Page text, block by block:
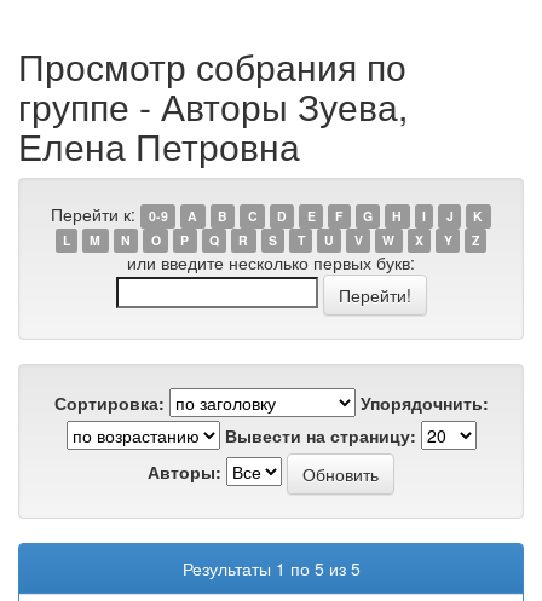
Просмотр собрания по
группе - Авторы Зуева,
Елена Петровна
Перейти к: 0-9 A B C D E F G H I J
K
L
M N O P Q R S T U V W X Y Z
или введите несколько первых букв:
Сортировка:
Упорядочнить:
Вывести на страницу:
Авторы:
Результаты 1 по 5 из 5